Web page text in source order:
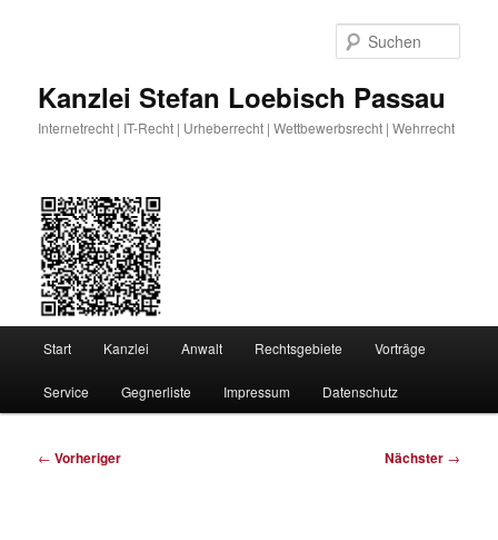
Kanzlei Stefan Loebisch Passau
Internetrecht | IT-Recht | Urheberrecht | Wettbewerbsrecht | Wehrrecht
Start Kanzlei Anwalt Rechtsgebiete Vorträge
Service Gegnerliste Impressum Datenschutz
Beitragsnavigation
← Vorheriger Nächster →